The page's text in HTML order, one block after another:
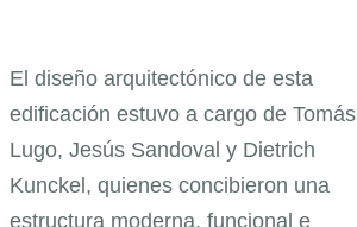
El diseño arquitectónico de esta
edificación estuvo a cargo de Tomás
Lugo, Jesús Sandoval y Dietrich
Kunckel, quienes concibieron una
estructura moderna, funcional e